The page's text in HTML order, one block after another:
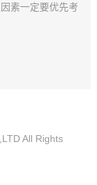
素一定要优先考
All Rights